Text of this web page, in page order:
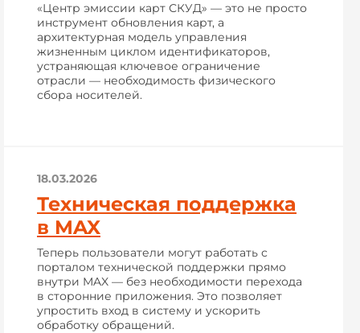
«Центр эмиссии карт СКУД» — это не просто
инструмент обновления карт, а
архитектурная модель управления
жизненным циклом идентификаторов,
устраняющая ключевое ограничение
отрасли — необходимость физического
сбора носителей.
18.03.2026
Техническая поддержка
в MAX
Теперь пользователи могут работать с
порталом технической поддержки прямо
внутри MAX — без необходимости перехода
в сторонние приложения. Это позволяет
упростить вход в систему и ускорить
обработку обращений.